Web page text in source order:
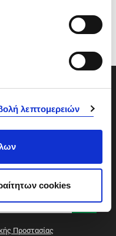
λεπτομερειών
cookies
30 ημερών
μοντέλα Audi,
αυτοκίνητα αλλά και
Προστασίας